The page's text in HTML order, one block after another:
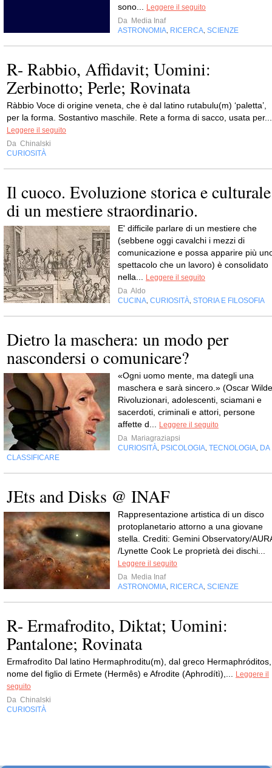
sono...
Leggere il seguito
Da Media Inaf
ASTRONOMIA RICERCA SCIENZE
R- Rabbio, Affidavit; Uomini:
Zerbinotto; Perle; Rovinata
Ràbbio Voce di origine veneta, che è dal latino rutabulu(m) ‘paletta’,
per la forma. Sostantivo maschile. Rete a forma di sacco, usata per...
Leggere il seguito
Da Chinalski
CURIOSITÀ
Il cuoco. Evoluzione storica e culturale
di un mestiere straordinario.
E' difficile parlare di un mestiere che
(sebbene oggi cavalchi i mezzi di
comunicazione e possa apparire più
spettacolo che un lavoro) è consolidato
nella...
Leggere il seguito
Da Aldo
CUCINA CURIOSITÀ STORIA E FILOSOFIA
Dietro la maschera: un modo per
nascondersi o comunicare?
«Ogni uomo mente, ma dategli una
maschera e sarà sincero.» (Oscar
Rivoluzionari, adolescenti, sciamani e
sacerdoti, criminali e attori, persone
affette d...
Leggere il seguito
Da Mariagraziapsi
CURIOSITÀ PSICOLOGIA TECNOLOGIA DA
CLASSIFICARE
JEts and Disks @ INAF
Rappresentazione artistica di un disco
protoplanetario attorno a una giovane
stella. Crediti: Gemini Observatory/
/Lynette Cook Le proprietà dei dischi...
Leggere il seguito
Da Media Inaf
ASTRONOMIA RICERCA SCIENZE
R- Ermafrodito, Diktat; Uomini:
Pantalone; Rovinata
Ermafrodìto Dal latino Hermaphroditu(m), dal greco Hermaphróditos,
nome del figlio di Ermete (Hermês) e Afrodite (Aphrodítì),...
Leggere il
seguito
Da Chinalski
CURIOSITÀ